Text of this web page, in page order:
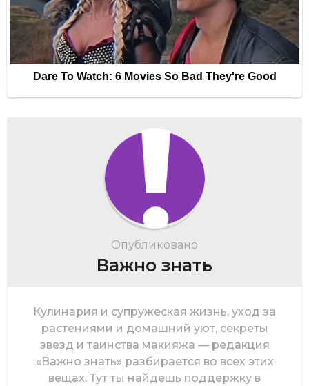
Опубликовано
Важно знать
Кулинария и супружеская жизнь, уход за
растениями и домашний уют, секреты
звезд и таинства макияжа — редакция
«Важно знать» разбирается во всех этих
вещах. Тут ты найдешь поддержку в